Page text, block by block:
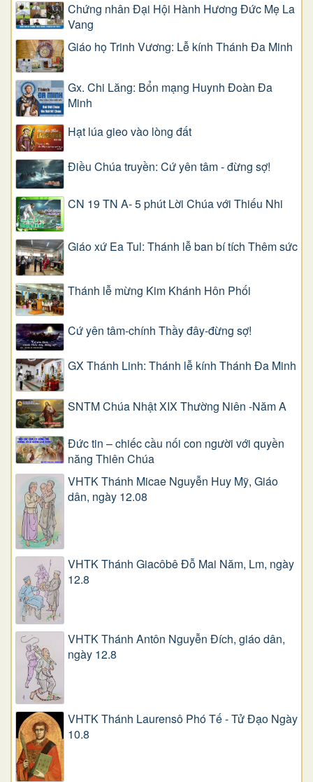
Chứng nhân Đại Hội Hành Hương Đức Mẹ La
Vang
Giáo họ Trinh Vương: Lễ kính Thánh Đa Minh
Gx. Chi Lăng: Bổn mạng Huynh Đoàn Đa
Minh
Hạt lúa gieo vào lòng đất
Điều Chúa truyền: Cứ yên tâm - đừng sợ!
CN 19 TN A- 5 phút Lời Chúa với Thiếu Nhi
Giáo xứ Ea Tul: Thánh lễ ban bí tích Thêm sức
Thánh lễ mừng Kim Khánh Hôn Phối
Cứ yên tâm-chính Thầy đây-đừng sợ!
GX Thánh Linh: Thánh lễ kính Thánh Đa Minh
SNTM Chúa Nhật XIX Thường Niên -Năm A
Đức tin – chiếc cầu nối con người với quyền
năng Thiên Chúa
VHTK Thánh Micae Nguyễn Huy Mỹ, Giáo
dân, ngày 12.08
VHTK Thánh Giacôbê Ðỗ Mai Năm, Lm, ngày
12.8
VHTK Thánh Antôn Nguyễn Ðích, giáo dân,
ngày 12.8
VHTK Thánh Laurensô Phó Tế - Tử Đạo Ngày
10.8